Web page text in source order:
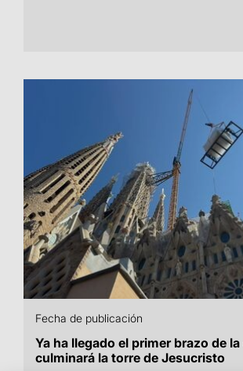
Fecha de publicación
Ya ha llegado el primer brazo de
culminará la torre de Jesucristo